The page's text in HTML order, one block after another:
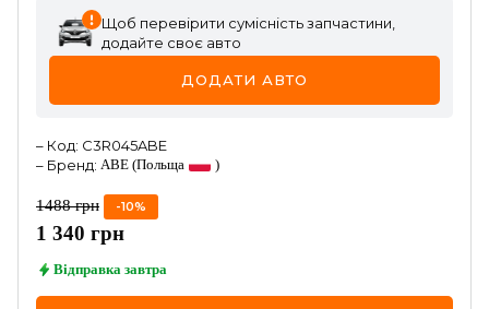
Щоб перевірити сумісність запчастини,
додайте своє авто
ДОДАТИ АВТО
– Код: C3R045ABE
– Бренд: ABE (Польща )
1488 грн -10%
1 340 грн
Відправка завтра